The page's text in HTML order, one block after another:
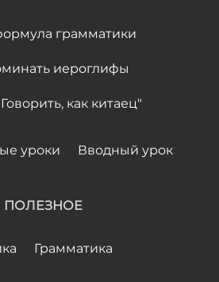
грамматики
иероглифы
как китаец"
уроки Вводный урок
ПОЛЕЗНОЕ
Грамматика